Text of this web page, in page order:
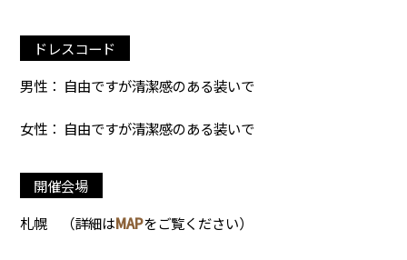
ドレスコード
男性： 自由ですが清潔感のある装いで
女性： 自由ですが清潔感のある装いで
開催会場
札幌
（詳細はMAPをご覧ください）